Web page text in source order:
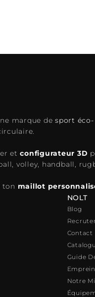
marque desport éco-
etconfigurateur 3D
volley, handball,
ton maillot
NOLT
Blog
Contact
Guide
Notre